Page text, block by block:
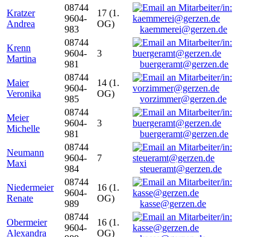
Kratzer
Andrea
08744
9604-
983
17 (1.
OG)
kaemmerei@gerzen.de
Krenn
Martina
08744
9604-
981
3
buergeramt@gerzen.de
Maier
Veronika
08744
9604-
985
14 (1.
OG)
vorzimmer@gerzen.de
Meier
Michelle
08744
9604-
981
3
buergeramt@gerzen.de
Neumann
Maxi
08744
9604-
984
7
steueramt@gerzen.de
Niedermeier
Renate
08744
9604-
989
16 (1.
OG)
kasse@gerzen.de
Obermeier
Alexandra
08744
9604-
16 (1.
OG)